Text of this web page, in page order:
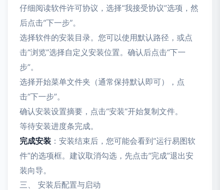
仔细阅读软件许可协议，选择“我接受协议”选项，然
后点击“下一步”。
选择软件的安装目录。您可以使用默认路径，或点
击“浏览”选择自定义安装位置。确认后点击“下一
步”。
选择开始菜单文件夹（通常保持默认即可），点
击“下一步”。
确认安装设置摘要，点击“安装”开始复制文件。
等待安装进度条完成。
完成安装 ：安装结束后，您可能会看到“运行易图软
件”的选项框。建议取消勾选，先点击“完成”退出安
装向导。
三、 安装后配置与启动